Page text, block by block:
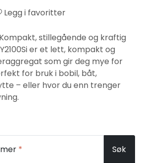
Legg i favoritter
Kompakt, stillegående og kraftig
er et lett, kompakt og
som gir deg mye for
for bruk i bobil, båt,
– eller hvor du enn trenger
* Søk